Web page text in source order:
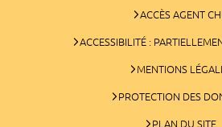
ACCÈS AGENT
ACCESSIBILITÉ :
MENTIONS
PROTECTION DES
PLAN DU SITE